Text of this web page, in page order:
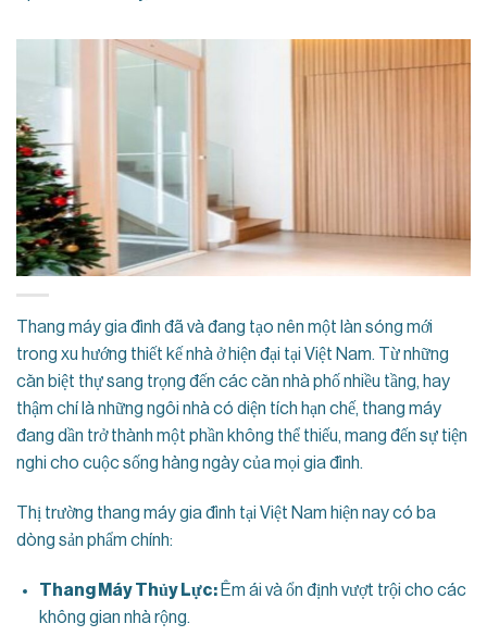
Thang máy gia đình đã và đang tạo nên một làn sóng mới
trong xu hướng thiết kế nhà ở hiện đại tại Việt Nam. Từ những
căn biệt thự sang trọng đến các căn nhà phố nhiều tầng, hay
thậm chí là những ngôi nhà có diện tích hạn chế, thang máy
đang dần trở thành một phần không thể thiếu, mang đến sự tiện
nghi cho cuộc sống hàng ngày của mọi gia đình.
Thị trường thang máy gia đình tại Việt Nam hiện nay có ba
dòng sản phẩm chính:
Thang Máy Thủy Lực:Êm ái và ổn định vượt trội cho các
không gian nhà rộng.